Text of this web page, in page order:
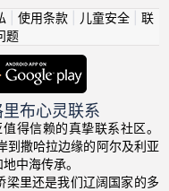
使用条款| 儿童安全| 联
题
布心灵联系
得信赖的真挚联系社区。
到撒哈拉边缘的阿尔及利亚
中海传承。
梁里还是我们辽阔国家的多